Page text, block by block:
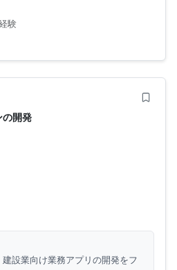
験
の開発
設業向け業務アプリの開発をフ